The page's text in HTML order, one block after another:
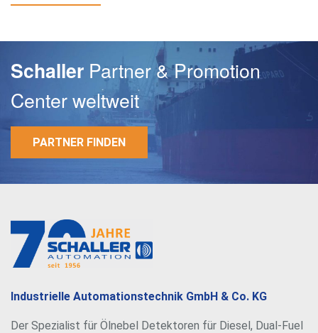
Schaller Partner & Promotion
Center weltweit
PARTNER FINDEN
Industrielle Automationstechnik GmbH & Co. KG
Der Spezialist für Ölnebel Detektoren für Diesel, Dual-Fuel